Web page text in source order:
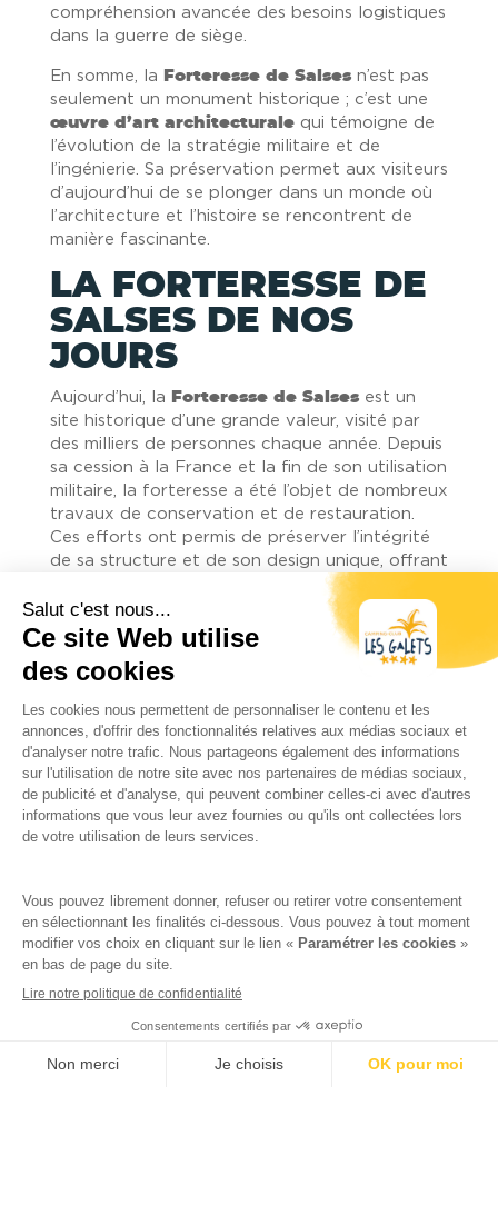
compréhension avancée des besoins logistiques
dans la guerre de siège.
En somme, la Forteresse de Salsesn’est pas
seulement un monument historique ; c’est une
œuvre d’art architecturalequi témoigne de
l’évolution de la stratégie militaire et de
l’ingénierie. Sa préservation permet aux visiteurs
d’aujourd’hui de se plonger dans un monde où
l’architecture et l’histoire se rencontrent de
manière fascinante.
LA FORTERESSE DE
SALSES DE NOS
JOURS
Aujourd’hui, la Forteresse de Salsesest un
site historique d’une grande valeur, visité par
des milliers de personnes chaque année. Depuis
sa cession à la France et la fin de son utilisation
militaire, la forteresse a été l’objet de nombreux
travaux de conservation et de restauration.
Ces efforts ont permis de préserver l’intégrité
de sa structure et de son design unique, offrant
ainsi aux visiteurs une expérience immersive
dans l’histoire.
La forteresse est devenue un lieu
d’apprentissage et de découverte. Des
visites
public sur son histoire complexe, son
architecture et les techniques de guerre de
l’époque. Ces visites permettent de
comprendre non seulement l’importance de la
forteresse dans le contexte historique franco-
espagnol, mais aussi son rôle dans l’évolution de
HORAIRES D’OUVERTURE:
Du 1er avril au 30 septembre: 10h – 18h30
Du 1er octobre au 31 mars: 10h – 12h45 et
14h – 17h15
En plus d’être un site historique, laForteresse
culturels et artistiques. Des expositions
Voir les disponibilités